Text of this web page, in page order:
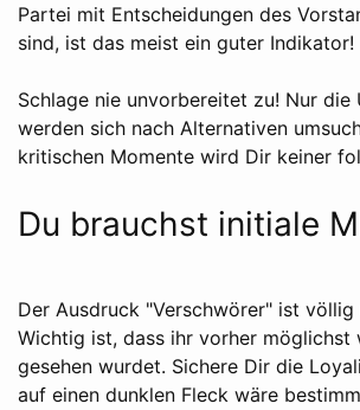
Partei mit Entscheidungen des
sind, ist das meist ein guter Indikator!
Schlage nie unvorbereitet zu! Nur die
werden sich nach Alternativen
kritischen Momente wird Dir keiner
Du brauchst initiale
Der Ausdruck "Verschwörer" ist völlig
Wichtig ist, dass ihr vorher möglichst
gesehen wurdet. Sichere Dir die
auf einen dunklen Fleck wäre